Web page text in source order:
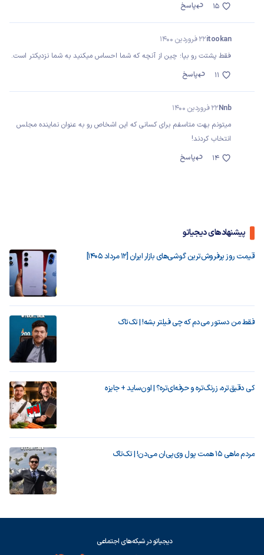
پاسخ
15
itookan22 فروردین 1400
فقط پشتت رو بپا؛ چین از آنچه که شما احساس میکنید به شما نزدیکتر است.
پاسخ
11
Nnb22 فروردین 1400
میتونم بهت متاسفم برای کسانی که این اشخاص رو به عنوان نماینده مجلس
انتخاب کردند!
پاسخ
14
پیشنهادهای دیجیاتو
قیمت روز پرفروش‌ترین گوشی‌های بازار ایران [12 مرداد 1405]
فقط من دستور می‌دم که چی فیلتر بشه! | تک‌تاک
کی دقیق‌تره، زرنگ‌تره و حرفه‌ای‌تره؟ | اون‌ساید + جایزه
مردم ماهی ۱۵ همت پول وی‌پی‌ان می‌دن! | تک‌تاک
دیجیاتو در شبکه‌های اجتماعی